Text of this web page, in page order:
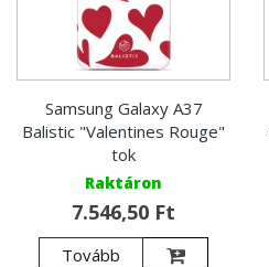
Samsung Galaxy A37
Balistic "Valentines Rouge"
tok
Raktáron
7.546,50 Ft
Tovább